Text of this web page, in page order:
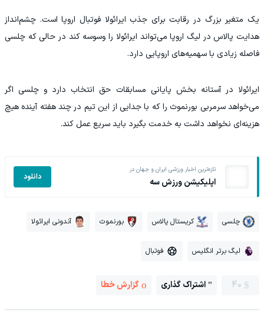
یک متغیر بزرگ در رقابت برای جذب ایرائولا فوتبال اروپا است. چشم‌انداز
هدایت پالاس در لیگ اروپا می‌تواند ایرائولا را وسوسه کند در حالی که چلسی
فاصله زیادی با سهمیه‌های اروپایی دارد.
ایرائولا در آستانه بخش پایانی مسابقات حق انتخاب دارد و چلسی اگر
می‌خواهد سرمربی بورنموث را که با جدایی از این تیم در چند هفته آینده هیچ
هزینه‌ای نخواهد داشت به خدمت بگیرد باید سریع عمل کند.
تازه‌ترین اخبار ورزشی ایران و جهان در
اپلیکیشن ورزش سه دانلود
چلسی کریستال پالاس بورنموث آندونی ایرائولا
لیگ برتر انگلیس فوتبال
40 اشتراک گذاری گزارش خطا